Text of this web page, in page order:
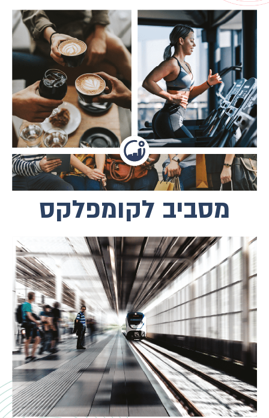
מזמינים אתכם לפתוח את הבוקר באימון
במכון, לעצור לקפה על הדרך בספוט הקבוע
ולהגיע למשרד בזמן עם הרכבת הקלה,
אחה"צ של שופינג בקניון מתחת לבית
ולסיים את הערב בהיכל התרבות שמעבר
לכביש, או בקולנוע החדש שפתחו בשכונה.
אזור המסחר שמתחת לפרויקט מציע
מתחמי בילוי, בתי קפה ורחבה גדולה
למשחקים.
מסביב לקומפלקס
המתחם ממוקם במרחק דקות הליכה
מהרכבת הקלה והכבדה בסמוך לצירי תנועה
מרכזיים ובצמידות לקניון בת ים שעובר
בימים אלה מהפיכה של ממש